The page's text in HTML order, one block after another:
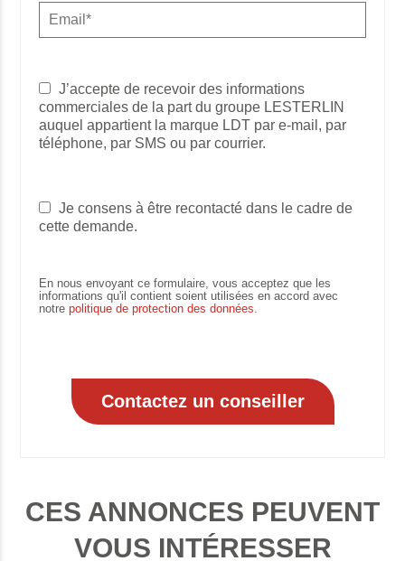
J’accepte de recevoir des informations
commerciales de la part du groupe LESTERLIN
auquel appartient la marque LDT par e-mail, par
téléphone, par SMS ou par courrier.
Je consens à être recontacté dans le cadre de
cette demande.
En nous envoyant ce formulaire, vous acceptez que les
informations qu'il contient soient utilisées en accord avec
notrepolitique de protection des données.
CES ANNONCES PEUVENT
VOUS INTÉRESSER